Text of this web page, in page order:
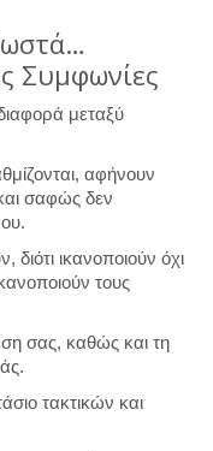
Συμφωνίες
μεταξύ
αφήνουν
σαφώς δεν
διότι ικανοποιούν όχι
τους
σας, καθώς και τη
τακτικών και